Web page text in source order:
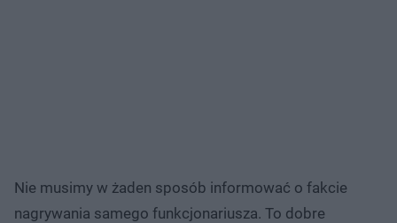
Nie musimy w żaden sposób informować o fakcie
nagrywania samego funkcjonariusza. To dobre